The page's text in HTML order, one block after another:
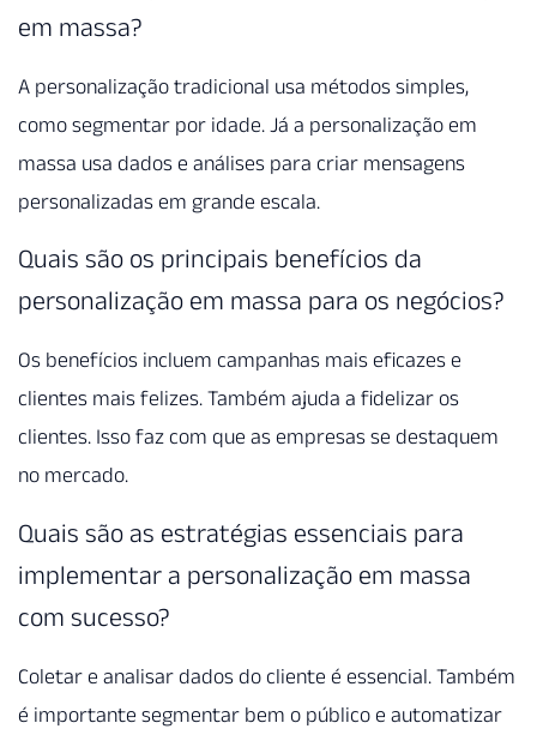
em massa?
A personalização tradicional usa métodos simples,
como segmentar por idade. Já a personalização em
massa usa dados e análises para criar mensagens
personalizadas em grande escala.
Quais são os principais benefícios da
personalização em massa para os negócios?
Os benefícios incluem campanhas mais eficazes e
clientes mais felizes. Também ajuda a fidelizar os
clientes. Isso faz com que as empresas se destaquem
no mercado.
Quais são as estratégias essenciais para
implementar a personalização em massa
com sucesso?
Coletar e analisar dados do cliente é essencial. Também
é importante segmentar bem o público e automatizar